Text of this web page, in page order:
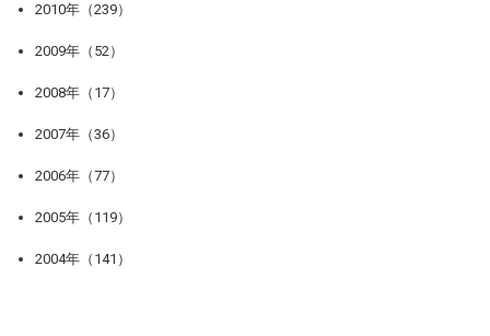
2010年（239）
2009年（52）
2008年（17）
2007年（36）
2006年（77）
2005年（119）
2004年（141）